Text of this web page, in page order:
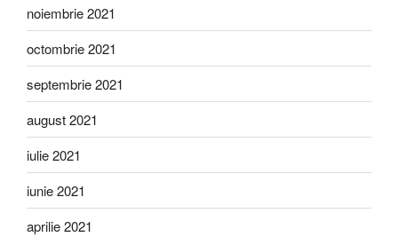
noiembrie 2021
octombrie 2021
septembrie 2021
august 2021
iulie 2021
iunie 2021
aprilie 2021